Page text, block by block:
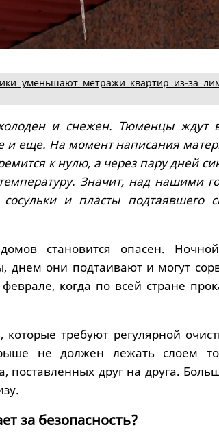
уменьшают метражи квартир из-за
и снежен. Тюменцы ждут
и еще. На момент написания
к нулю, а через пару дней
Значит, над нашими
и пласты подтаявшего
становится опасен.
днем они подтаивают и могут
когда по всей стране
требуют регулярной
не должен лежать слоем
поставленных друг на друга.
за безопасность?